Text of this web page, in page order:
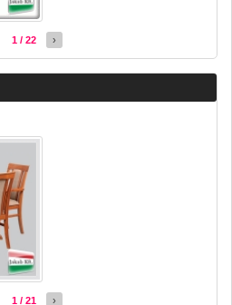
1 / 22 ›
1 / 21 ›